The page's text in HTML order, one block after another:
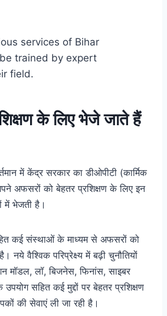
के लिए भेजे जाते हैं
में केंद्र सरकार का डीओपीटी (कार्मिक
अफसरों को बेहतर प्रशिक्षण के लिए इन
में भेजती है।
कई संस्थाओं के माध्यम से अफसरों को
नये वैश्विक परिप्रेक्ष्य में बढ़ी चुनौतियों
मॉडल, लॉ, बिजनेस, फिनांस, साइबर
उपयोग सहित कई मुद्दों पर बेहतर प्रशिक्षण
की सेवाएं ली जा रही है।